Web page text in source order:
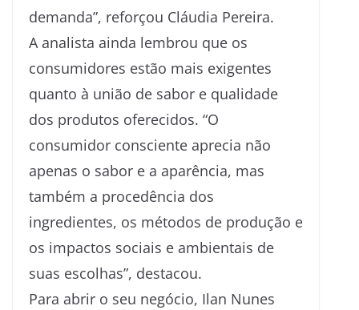
demanda”, reforçou Cláudia Pereira.
A analista ainda lembrou que os
consumidores estão mais exigentes
quanto à união de sabor e qualidade
dos produtos oferecidos. “O
consumidor consciente aprecia não
apenas o sabor e a aparência, mas
também a procedência dos
ingredientes, os métodos de produção e
os impactos sociais e ambientais de
suas escolhas”, destacou.
Para abrir o seu negócio, Ilan Nunes